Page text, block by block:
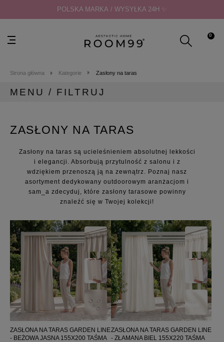
POLSKA MARKA / WYSYŁKA 24H ✨
0
Strona główna Kategorie Zasłony na taras
MENU / FILTRUJ
Kategorie
Zasłony na taras
Zasłony 155x200
Zasłony 155x220
Zasłony 155x250
Zasłony 155x270
Zasłony 140x240
Zasłony 140x250
Zasłony 140x260
Zasłony 140x280
Zasłony 140x300
Zasłony 180x250
Zasłony 180x260
Zasłony 180x280
Upięcia do zasłon
ZASŁONY NA TARAS
Zasłony na taras są ucieleśnieniem absolutnej lekkości
i elegancji. Absorbują przytulność z salonu i z
wdziękiem przenoszą ją na zewnątrz. Poznaj nasz
asortyment dedykowany outdoorowym aranżacjom i
sam_a zdecyduj, które zasłony tarasowe powinny
znaleźć się w Twojej kolekcji!
ZASŁONA NA TARAS GARDEN LINE
- BEŻOWA JASNA 155X200 TAŚMA
ZASŁONA NA TARAS GARDEN LINE
- ZŁAMANA BIEL 155X220 TAŚMA